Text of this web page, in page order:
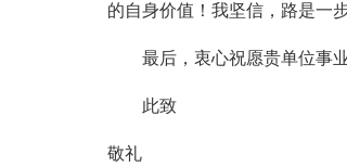
的自身价值！我坚信，路是一
最后，衷心祝愿贵单位事业
此致
敬礼